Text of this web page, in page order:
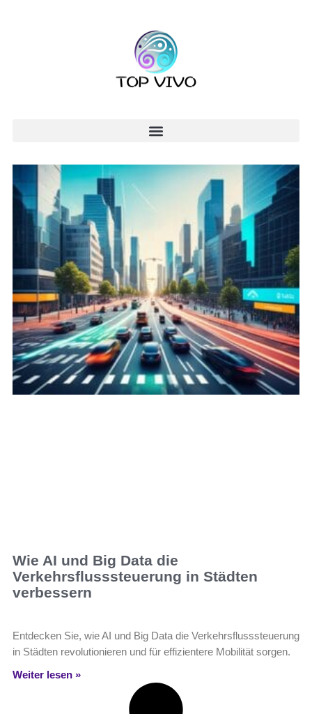
Wie AI und Big Data die
Verkehrsflusssteuerung in Städten
verbessern
Entdecken Sie, wie AI und Big Data die Verkehrsflusssteuerung
in Städten revolutionieren und für effizientere Mobilität sorgen.
Weiter lesen »